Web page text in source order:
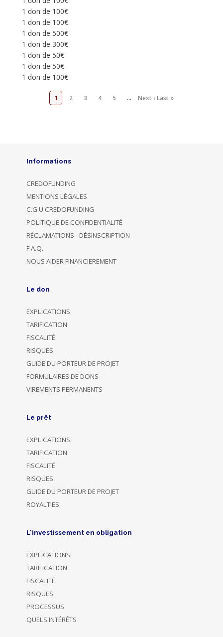
1 don de 100€
1 don de 100€
1 don de 500€
1 don de 300€
1 don de 50€
1 don de 50€
1 don de 100€
1 2 3 4 5 … Next ›Last »
Informations
CREDOFUNDING
MENTIONS LÉGALES
C.G.U CREDOFUNDING
POLITIQUE DE CONFIDENTIALITÉ
RÉCLAMATIONS - DÉSINSCRIPTION
F.A.Q.
NOUS AIDER FINANCIEREMENT
Le don
EXPLICATIONS
TARIFICATION
FISCALITÉ
RISQUES
GUIDE DU PORTEUR DE PROJET
FORMULAIRES DE DONS
VIREMENTS PERMANENTS
Le prêt
EXPLICATIONS
TARIFICATION
FISCALITÉ
RISQUES
GUIDE DU PORTEUR DE PROJET
ROYALTIES
L'investissement en obligation
EXPLICATIONS
TARIFICATION
FISCALITÉ
RISQUES
PROCESSUS
QUELS INTÉRÊTS